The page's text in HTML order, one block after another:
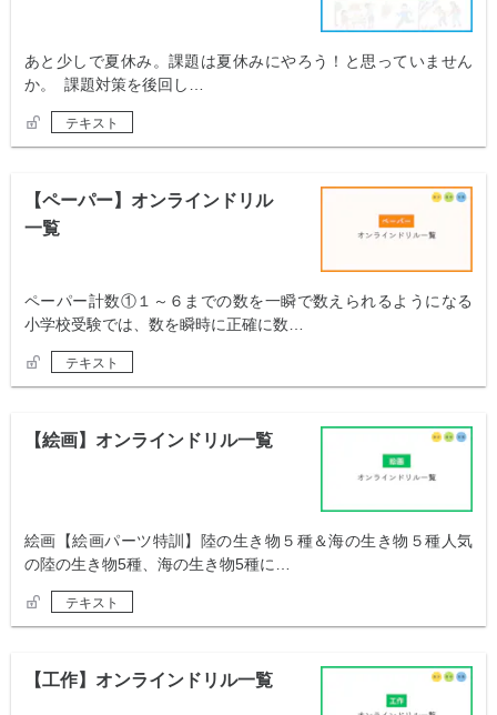
あと少しで夏休み。課題は夏休みにやろう！と思っていません
か。 課題対策を後回し…
テキスト
【ペーパー】オンラインドリル
一覧
ペーパー計数①１～６までの数を一瞬で数えられるようになる
小学校受験では、数を瞬時に正確に数…
テキスト
【絵画】オンラインドリル一覧
絵画【絵画パーツ特訓】陸の生き物５種＆海の生き物５種人気
の陸の生き物5種、海の生き物5種に…
テキスト
【工作】オンラインドリル一覧